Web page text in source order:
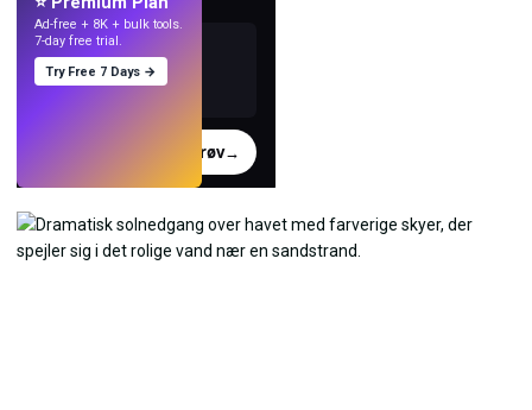
Prøv
Ad-free + 8K + bulk tools.
7-day free trial.
Try Free 7 Days →